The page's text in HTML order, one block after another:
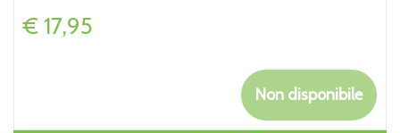
Prezzo
€ 17,95
Non disponibile